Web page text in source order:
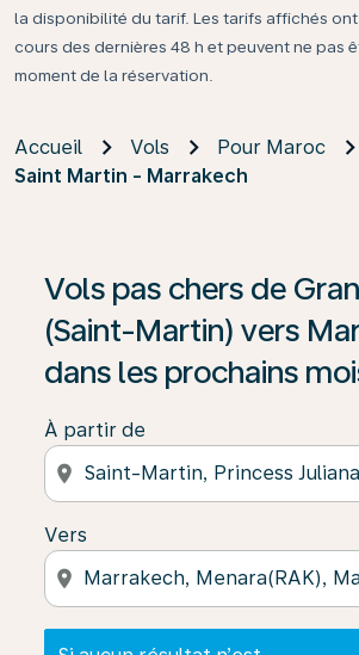
la disponibilité du tarif. Les tarifs affichés
cours des dernières 48 h et peuvent ne pas
moment de la réservation.
Accueil Vols
Pour Maroc
Saint Martin - Marrakech
Vols pas chers de
(Saint-Martin) vers
dans les prochains
À partir de
location_on
Vers
location_on
Si aucun résultat n’est